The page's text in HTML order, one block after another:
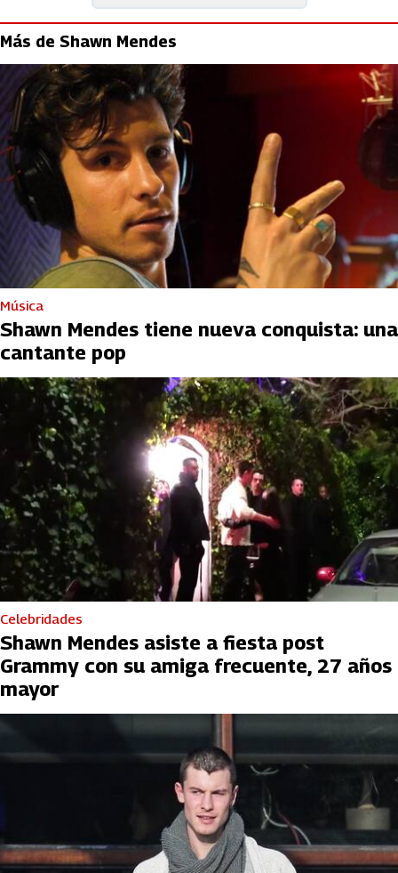
Más de Shawn Mendes
Música
Shawn Mendes tiene nueva conquista: una
cantante pop
Celebridades
Shawn Mendes asiste a fiesta post
Grammy con su amiga frecuente, 27 años
mayor